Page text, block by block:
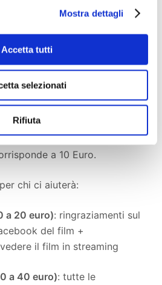
Mostra dettagli
Accetta tutti
selezionati
Rifiuta
ricevere alcun compenso per
piccolo o grande che sia,
far vivere le storie che
filmato.
a 10 Euro.
chi ci aiuterà:
a 20 euro): ringraziamenti sul
del film +
il film in streaming
a 40 euro): tutte le